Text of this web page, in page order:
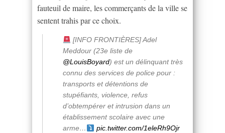
fauteuil de maire, les commerçants de la ville se
sentent trahis par ce choix.
[INFO FRONTIÈRES] Adel
Meddour (23e liste de
@LouisBoyard) est un délinquant très
connu des services de police pour :
transports et détentions de
stupéfiants, violence, refus
d’obtempérer et intrusion dans un
établissement scolaire avec une
arme…
pic.twitter.com/1eleRh9Ojr